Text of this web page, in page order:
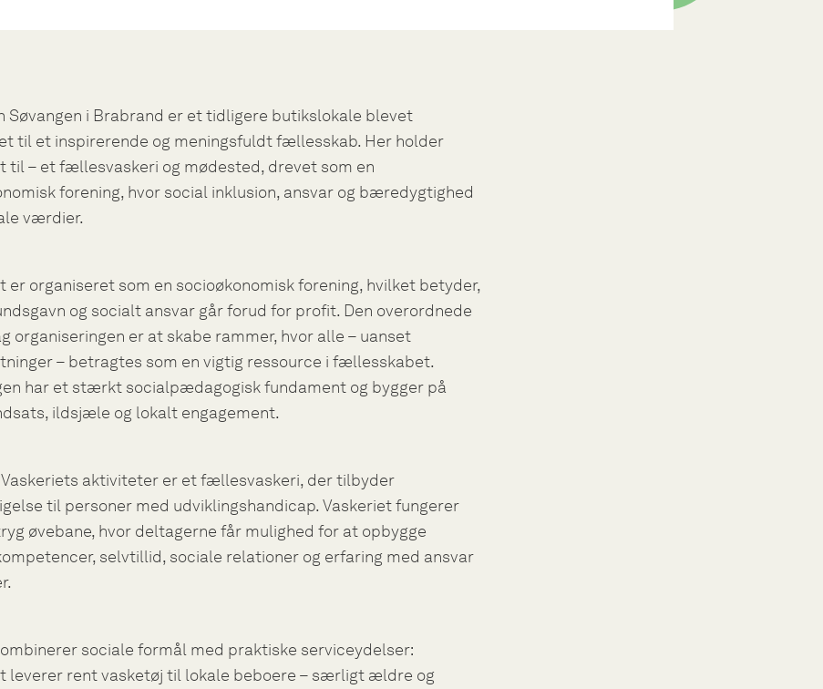
Søvangen i Brabrand er et tidligere butikslokale blevet
til et inspirerende og meningsfuldt fællesskab. Her holder
til – et fællesvaskeri og mødested, drevet som en
forening, hvor social inklusion, ansvar og bæredygtighed
værdier.
er organiseret som en socioøkonomisk forening, hvilket betyder,
og socialt ansvar går forud for profit. Den overordnede
organiseringen er at skabe rammer, hvor alle – uanset
– betragtes som en vigtig ressource i fællesskabet.
har et stærkt socialpædagogisk fundament og bygger på
ildsjæle og lokalt engagement.
Vaskeriets aktiviteter er et fællesvaskeri, der tilbyder
til personer med udviklingshandicap. Vaskeriet fungerer
øvebane, hvor deltagerne får mulighed for at opbygge
selvtillid, sociale relationer og erfaring med ansvar
sociale formål med praktiske serviceydelser:
leverer rent vasketøj til lokale beboere – særligt ældre og